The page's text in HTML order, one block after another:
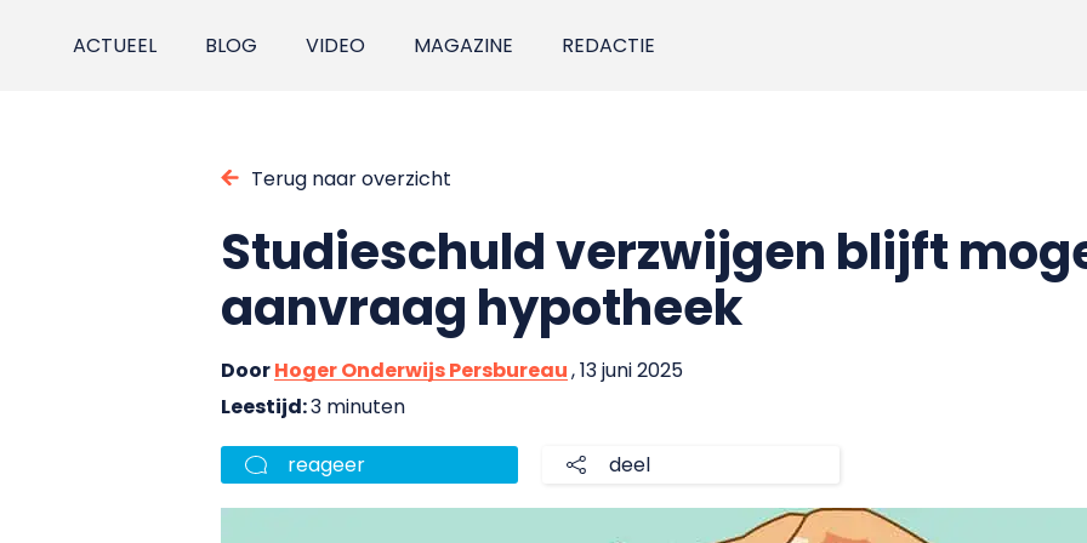
ACTUEEL BLOG VIDEO MAGAZINE REDACTIE
Terug naar overzicht
Studieschuld verzwijgen blijft
aanvraag hypotheek
DoorHoger Onderwijs Persbureau, 13 juni 2025
Leestijd:3 minuten
reageer deel